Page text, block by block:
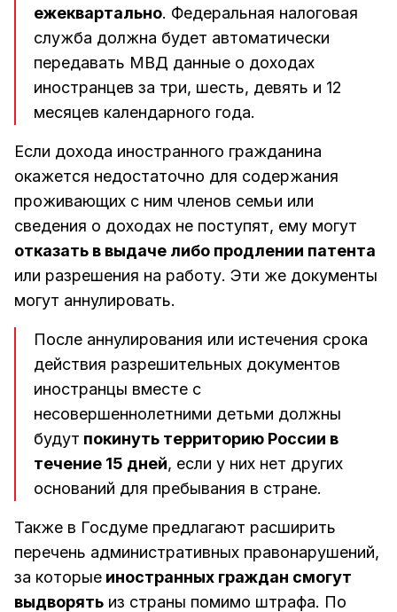
ежеквартально. Федеральная налоговая
служба должна будет автоматически
передавать МВД данные о доходах
иностранцев за три, шесть, девять и 12
месяцев календарного года.
Если дохода иностранного гражданина
окажется недостаточно для содержания
проживающих с ним членов семьи или
сведения о доходах не поступят, ему могут
отказать в выдаче либо продлении патента
или разрешения на работу. Эти же документы
могут аннулировать.
После аннулирования или истечения срока
действия разрешительных документов
иностранцы вместе с
несовершеннолетними детьми должны
будут покинуть территорию России в
течение 15 дней, если у них нет других
оснований для пребывания в стране.
Также в Госдуме предлагают расширить
перечень административных правонарушений,
за которые иностранных граждан смогут
выдворять из страны помимо штрафа. По